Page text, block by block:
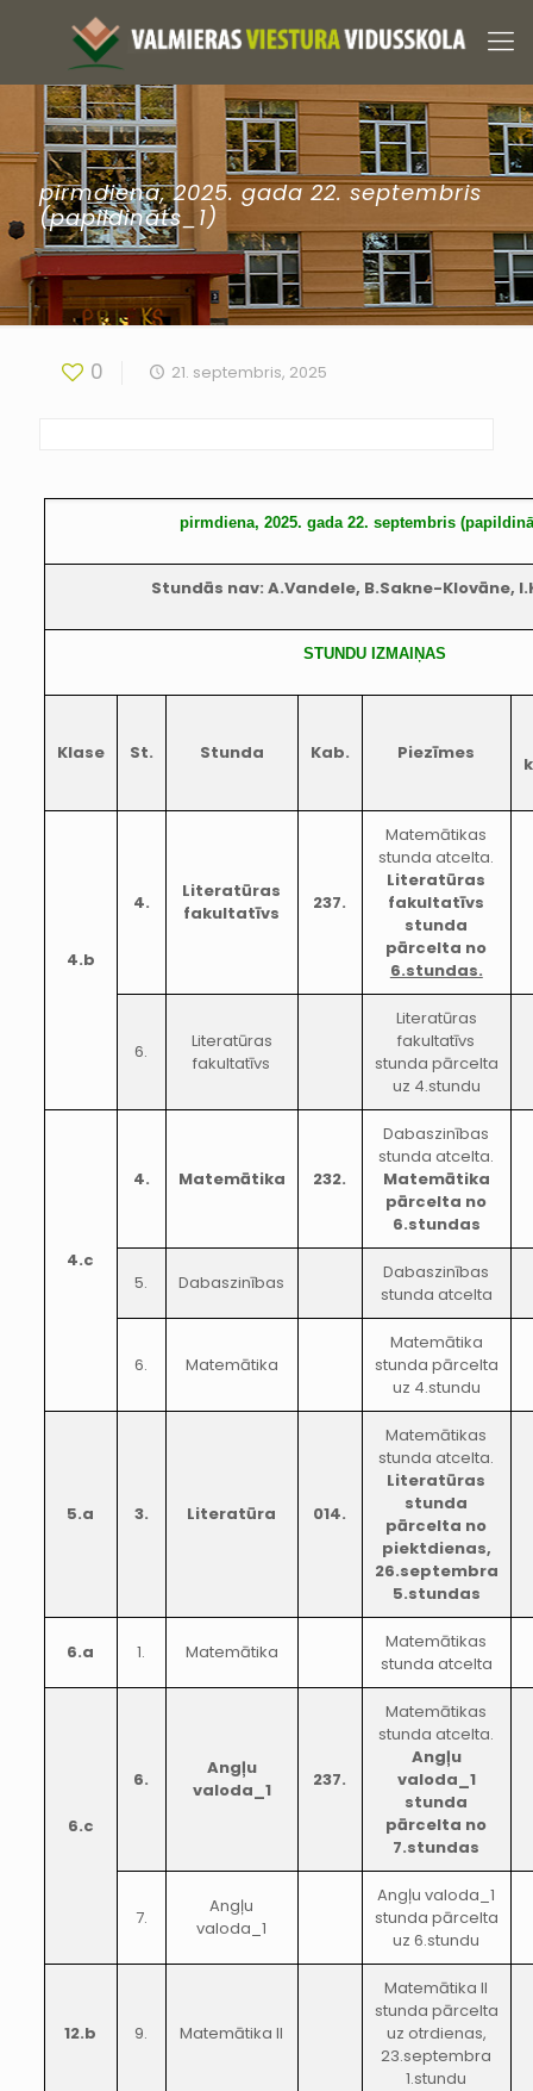
pirmdiena, 2025. gada 22. septembris
(papildināts_1)
0 21. septembris, 2025
pirmdiena, 2025. gada 22. septembris
Stundās nav: A.Vandele, B.Sakne-Klovāne,
STUNDU IZMAIŅAS
Klase St. Stunda Kab. Piezīmes
4.b
4.
Literatūras
fakultatīvs
237.
Matemātikas
stunda atcelta.
Literatūras
fakultatīvs
stunda
pārcelta no
6.stundas.
6.
Literatūras
fakultatīvs
Literatūras
fakultatīvs
stunda pārcelta
uz 4.stundu
4.c
4. Matemātika 232.
Dabaszinības
stunda atcelta.
Matemātika
pārcelta no
6.stundas
5. Dabaszinības
Dabaszinības
stunda atcelta
6. Matemātika
Matemātika
stunda pārcelta
uz 4.stundu
5.a 3. Literatūra 014.
Matemātikas
stunda atcelta.
Literatūras
stunda
pārcelta no
piektdienas,
26.septembra
5.stundas
6.a 1. Matemātika
Matemātikas
stunda atcelta
6.c
6.
Angļu
valoda_1
237.
Matemātikas
stunda atcelta.
Angļu
valoda_1
stunda
pārcelta no
7.stundas
7.
Angļu
valoda_1
Angļu valoda_1
stunda pārcelta
uz 6.stundu
12.b 9. Matemātika II
Matemātika II
stunda pārcelta
uz otrdienas,
23.septembra
1.stundu